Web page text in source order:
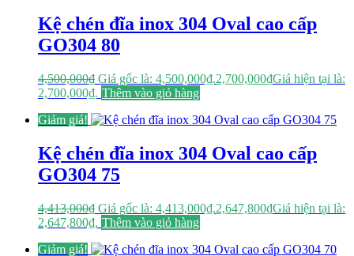
Kệ chén đĩa inox 304 Oval cao cấp
GO304 80
4,500,000₫ Giá gốc là: 4,500,000₫.2,700,000₫Giá hiện tại là:
2,700,000₫. Thêm vào giỏ hàng
Giảm giá!
Kệ chén đĩa inox 304 Oval cao cấp
GO304 75
4,413,000₫ Giá gốc là: 4,413,000₫.2,647,800₫Giá hiện tại là:
2,647,800₫. Thêm vào giỏ hàng
Giảm giá!